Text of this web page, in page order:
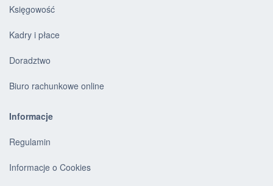
Księgowość
Kadry i płace
Doradztwo
Biuro rachunkowe online
Informacje
Regulamin
Informacje o Cookies